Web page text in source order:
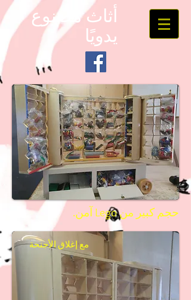
أثاث مصنوع
يدويًا
حجم كبير من Lego آمن.
مع إغلاق الأجنحة